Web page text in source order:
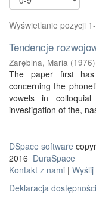
Wyświetlanie pozycji
Tendencje
Zarębina, Maria (1976)
The paper first
concerning the
vowels in
investigation of the,
DSpace software
2016 DuraSpace
Kontakt z nami |
Deklaracja dostępności